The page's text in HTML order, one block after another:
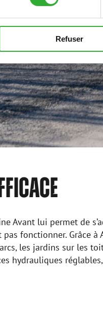
Refuser
Avant lui permet de
fonctionner. Grâce
les jardins sur les
hydrauliques